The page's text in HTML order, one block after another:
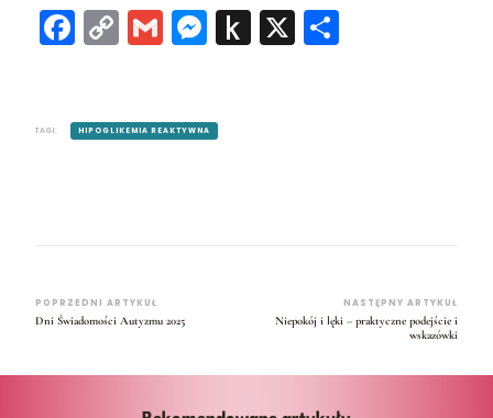
Facebook
Copy
Link
Gmail
Messenger
Push
to
X
TAGI: HIPOGLIKEMIA REAKTYWNA
POPRZEDNI ARTYKUŁ
Dni Świadomości Autyzmu 2025
NASTĘPNY ARTYKUŁ
Niepokój i lęki – praktyczne podejście i
wskazówki